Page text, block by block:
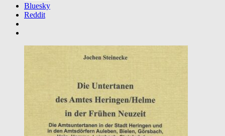
Bluesky
Reddit